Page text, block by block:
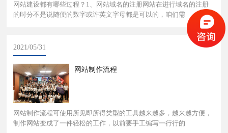
网站建设都有哪些过程？1、网站域名的注册网站在进行域名的注册
的时分不是说随便的数字或许英文字母都是可以的，咱们需
2021/05/31
网站制作流程
网站制作流程可使用所见即所得类型的工具越来越多，越来越方便，
制作网站变成了一件轻松的工作，以前要手工编写一行行的